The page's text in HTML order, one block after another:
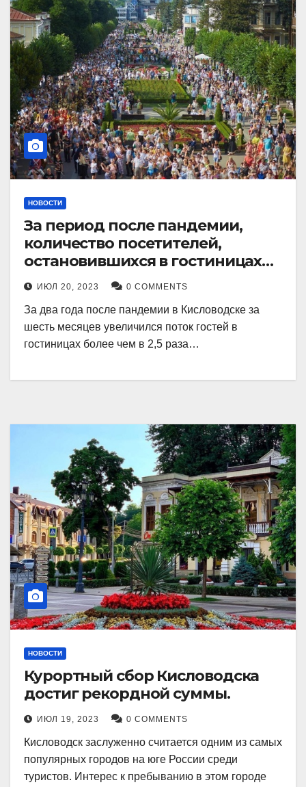
НОВОСТИ
За период после пандемии,
количество посетителей,
остановившихся в гостиницах
Кисловодска, выросло в 2,5 раза.
ИЮЛ 20, 2023 0 COMMENTS
За два года после пандемии в Кисловодске за
шесть месяцев увеличился поток гостей в
гостиницах более чем в 2,5 раза…
НОВОСТИ
Курортный сбор Кисловодска
достиг рекордной суммы.
ИЮЛ 19, 2023 0 COMMENTS
Кисловодск заслуженно считается одним из самых
популярных городов на юге России среди
туристов. Интерес к пребыванию в этом городе